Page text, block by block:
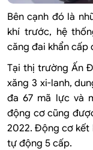
Bên cạnh đó là
khí trước, hệ
căng đai khẩn cấp
Tại thị trường Ấn
xăng 3 xi-lanh,
đa 67 mã lực và
động cơ cũng
2022. Động cơ kết
tự động 5 cấp.